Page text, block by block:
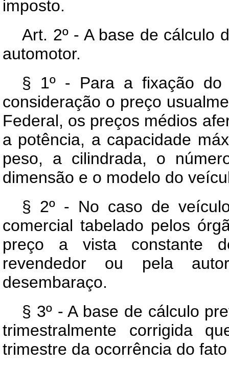
imposto.
Art. 2º - A base de cálculo
automotor.
§ 1º - Para a fixação do
consideração o preço
Federal, os preços médios
a potência, a capacidade
peso, a cilindrada, o
dimensão e o modelo do
§ 2º - No caso de
comercial tabelado pelos
preço a vista constante
revendedor ou pela
desembaraço.
§ 3º - A base de cálculo
trimestralmente corrigida
trimestre da ocorrência do